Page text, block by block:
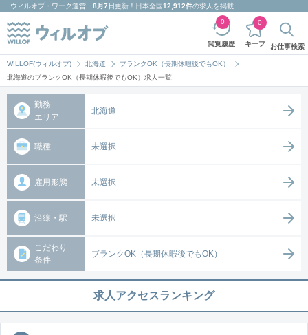
ウィルオブ・ワーク運営 8月7日更新！日本全国12,912件の求人を掲載
閲覧履歴
0
キープ
0
お仕事検索
WILLOF(ウィルオブ) 北海道
ブランクOK（長期休暇後でもOK）
北海道のブランクOK（長期休暇後でもOK）求人一覧
勤務
エリア
北海道
職種 未選択
雇用形態 未選択
沿線・駅 未選択
こだわり
条件
ブランクOK（長期休暇後でもOK）
求人アクセスランキング